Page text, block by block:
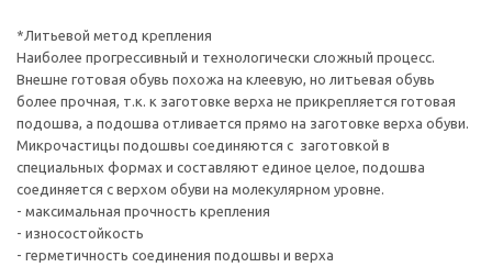
*Литьевой метод крепления
Наиболее прогрессивный и технологически сложный процесс.
Внешне готовая обувь похожа на клеевую, но литьевая обувь
более прочная, т.к. к заготовке верха не прикрепляется готовая
подошва, а подошва отливается прямо на заготовке верха обуви.
Микрочастицы подошвы соединяются с заготовкой в
специальных формах и составляют единое целое, подошва
соединяется с верхом обуви на молекулярном уровне.
- максимальная прочность крепления
- износостойкость
- герметичность соединения подошвы и верха